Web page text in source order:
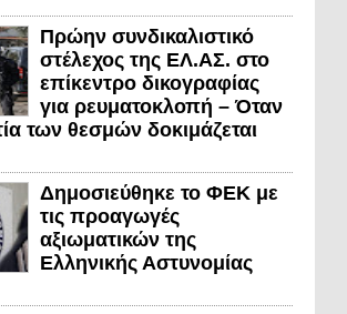
Πρώην συνδικαλιστικό
στέλεχος της ΕΛ.ΑΣ. στο
επίκεντρο δικογραφίας
για ρευματοκλοπή – Όταν
των θεσμών δοκιμάζεται
Δημοσιεύθηκε το ΦΕΚ με
τις προαγωγές
αξιωματικών της
Ελληνικής Αστυνομίας